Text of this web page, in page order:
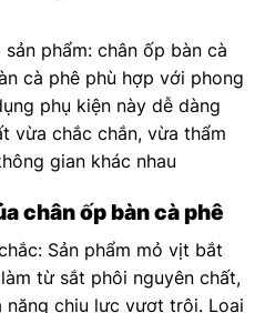
phẩm: chân ốp bàn cà
cà phê phù hợp với phong
phụ kiện này dễ dàng
vừa chắc chắn, vừa thẩm
gian khác nhau
chân ốp bàn cà phê
Sản phẩm mỏ vịt bắt
từ sắt phôi nguyên chất,
chịu lực vượt trội. Loại